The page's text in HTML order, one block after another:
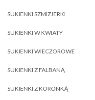
SUKIENKI SZMIZJERKI
SUKIENKI W KWIATY
SUKIENKI WIECZOROWE
SUKIENKI Z FALBANĄ
SUKIENKI Z KORONKĄ